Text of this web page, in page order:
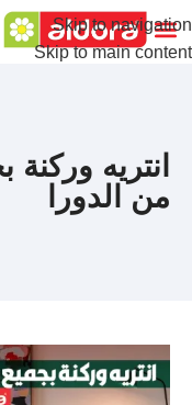
Skip to navigation
Skip to main content
انتريه
من الدورا